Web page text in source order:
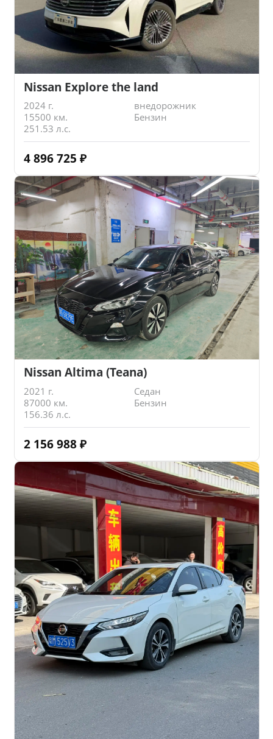
Nissan Explore the land
2024 г.
внедорожник
15500 км.
Бензин
251.53 л.с.
4 896 725 ₽
Nissan Altima (Teana)
2021 г.
Седан
87000 км.
Бензин
156.36 л.с.
2 156 988 ₽